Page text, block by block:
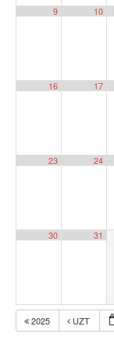
9 10
16 17
23 24
30 31
2025 UZT